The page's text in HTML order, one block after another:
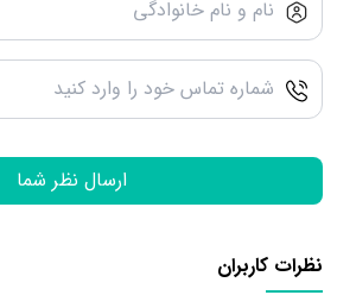
ارسال نظر شما
نظرات کاربران